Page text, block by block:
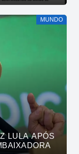
MUNDO
LULA APÓS